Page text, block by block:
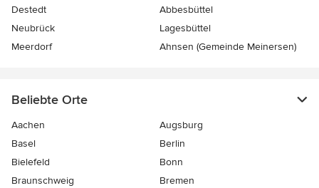
Destedt
Abbesbüttel
Neubrück
Lagesbüttel
Meerdorf
Ahnsen (Gemeinde Meinersen)
Beliebte Orte
Aachen
Augsburg
Basel
Berlin
Bielefeld
Bonn
Braunschweig
Bremen